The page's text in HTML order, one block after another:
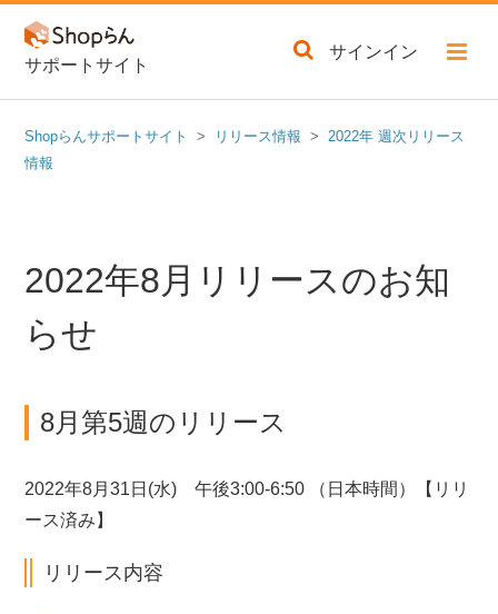
サポートサイト
サインイン
Shopらんサポートサイト リリース情報
2022年 週次リリース
情報
2022年8月リリースのお知
らせ
8月第5週のリリース
2022年8月31日(水) 午後3:00-6:50 （日本時間）【リリ
ース済み】
リリース内容